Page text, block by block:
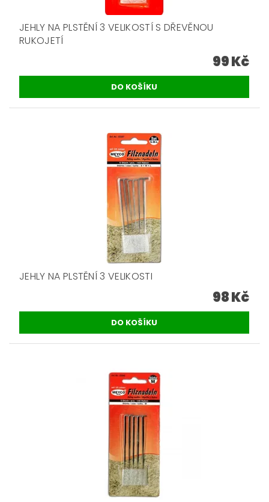
JEHLY NA PLSTĚNÍ 3 VELIKOSTÍ S DŘEVĚNOU
RUKOJETÍ
99 Kč
JEHLY NA PLSTĚNÍ 3 VELIKOSTI
98 Kč